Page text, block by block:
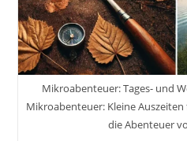
Mikroabenteuer: Tages- und
Mikroabenteuer: Kleine
die Abenteuer